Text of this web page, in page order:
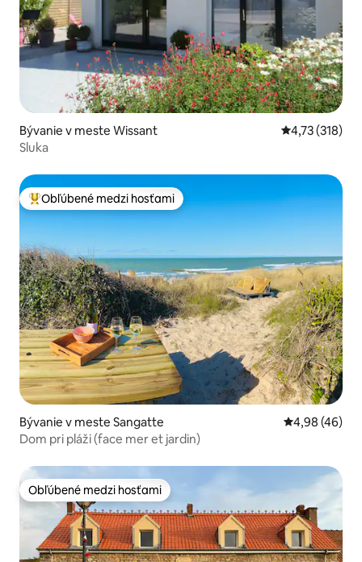
Bývanie v meste Wissant Priemerné
4,73 (318)
Sluka
Najobľúbenejšie medzi hosťami
Obľúbené medzi hosťami
Bývanie v meste Sangatte Priemerné
4,98 (46)
Dom pri pláži (face mer et jardin)
Obľúbené medzi hosťami
Obľúbené medzi hosťami